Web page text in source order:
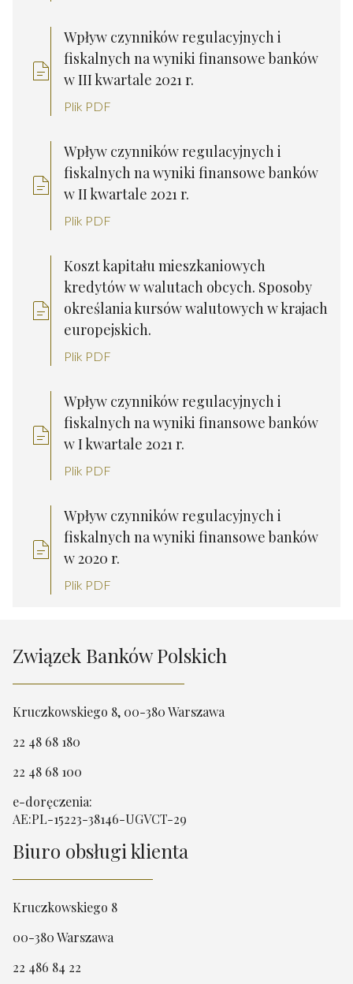
Wpływ czynników regulacyjnych i
fiskalnych na wyniki finansowe banków
w III kwartale 2021 r.
Plik PDF
Wpływ czynników regulacyjnych i
fiskalnych na wyniki finansowe banków
w II kwartale 2021 r.
Plik PDF
Koszt kapitału mieszkaniowych
kredytów w walutach obcych. Sposoby
określania kursów walutowych w krajach
europejskich.
Plik PDF
Wpływ czynników regulacyjnych i
fiskalnych na wyniki finansowe banków
w I kwartale 2021 r.
Plik PDF
Wpływ czynników regulacyjnych i
fiskalnych na wyniki finansowe banków
w 2020 r.
Plik PDF
Związek Banków Polskich
Kruczkowskiego 8, 00-380 Warszawa
22 48 68 180
22 48 68 100
e-doręczenia:
AE:PL-15223-38146-UGVCT-29
Biuro obsługi klienta
Kruczkowskiego 8
00-380 Warszawa
22 486 84 22